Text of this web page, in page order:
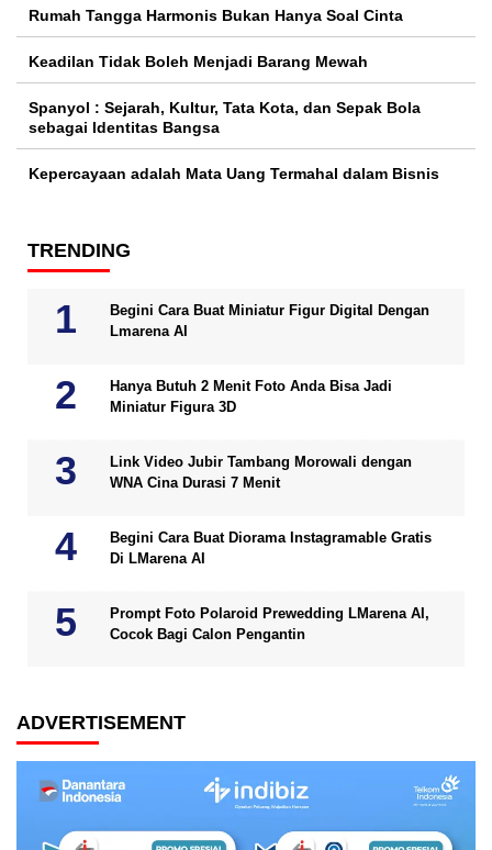
Rumah Tangga Harmonis Bukan Hanya Soal Cinta
Keadilan Tidak Boleh Menjadi Barang Mewah
Spanyol : Sejarah, Kultur, Tata Kota, dan Sepak Bola
sebagai Identitas Bangsa
Kepercayaan adalah Mata Uang Termahal dalam Bisnis
TRENDING
Begini Cara Buat Miniatur Figur Digital Dengan
Lmarena AI
Hanya Butuh 2 Menit Foto Anda Bisa Jadi
Miniatur Figura 3D
Link Video Jubir Tambang Morowali dengan
WNA Cina Durasi 7 Menit
Begini Cara Buat Diorama Instagramable Gratis
Di LMarena AI
Prompt Foto Polaroid Prewedding LMarena AI,
Cocok Bagi Calon Pengantin
ADVERTISEMENT